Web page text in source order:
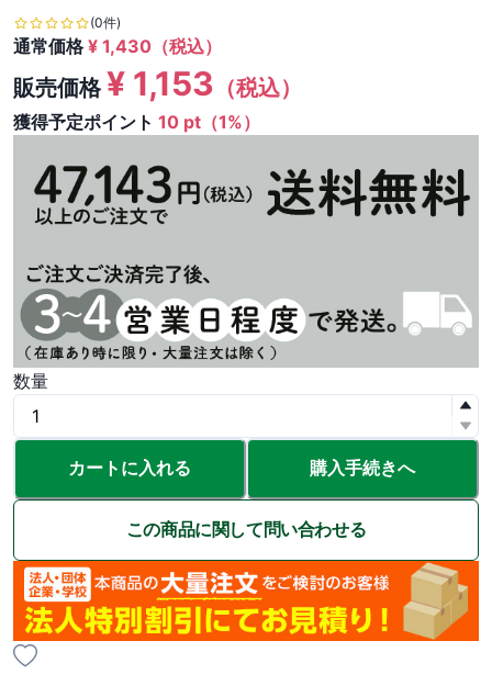
(0件)
通常価格¥ 1,430 （税込）
販売価格¥ 1,153 （税込）
獲得予定ポイント 10 pt（1%）
数量
カートに入れる 購入手続きへ
この商品に関して問い合わせる